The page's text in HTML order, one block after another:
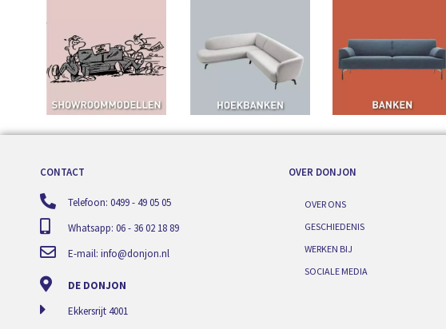
CONTACT
Telefoon: 0499 - 49 05 05
Whatsapp: 06 - 36 02 18 89
E-mail: info@donjon.nl
DE DONJON
Ekkersrijt 4001
OVER DONJON
OVER ONS
GESCHIEDENIS
WERKEN BIJ
SOCIALE MEDIA